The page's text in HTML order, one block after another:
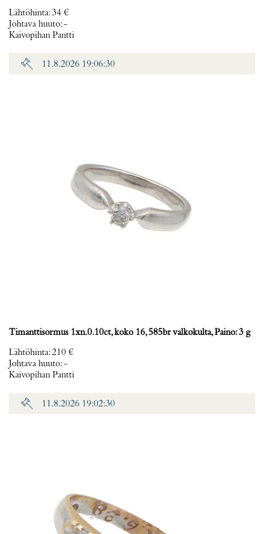
Lähtöhinta:34 €
Johtava huuto:-
Kaivopihan Pantti
11.8.2026 19:06:30
Timanttisormus 1xn.0.10ct, koko 16, 585br valkokulta, Paino: 3 g
Lähtöhinta:210 €
Johtava huuto:-
Kaivopihan Pantti
11.8.2026 19:02:30